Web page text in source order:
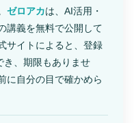
ゼロアカは、AI活用・
講義を無料で公開して
サイトによると、登録
き、期限もありませ
に自分の目で確かめら